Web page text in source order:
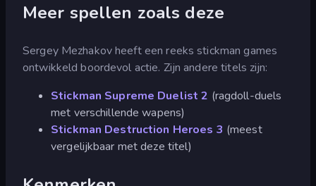
Meer spellen zoals deze
Sergey Mezhakov heeft een reeks stickman games
ontwikkeld boordevol actie. Zijn andere titels zijn:
Stickman Supreme Duelist 2 (ragdoll-duels
met verschillende wapens)
Stickman Destruction Heroes 3 (meest
vergelijkbaar met deze titel)